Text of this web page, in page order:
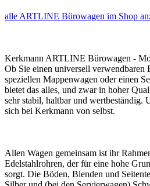
alle ARTLINE Bürowagen im Shop
Kerkmann ARTLINE Bürowagen -
Ob Sie einen universell verwendbaren
speziellen Mappenwagen oder einen
bietet das alles, und zwar in hoher
sehr stabil, haltbar und wertbeständig.
sich bei Kerkmann von selbst.
Allen Wagen gemeinsam ist ihr
Edelstahlrohren, der für eine hohe
sorgt. Die Böden, Blenden und